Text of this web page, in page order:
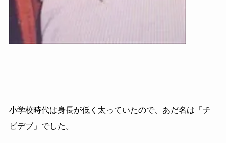
小学校時代は身長が低く太っていたので、あだ名は「チ
ビデブ」でした。